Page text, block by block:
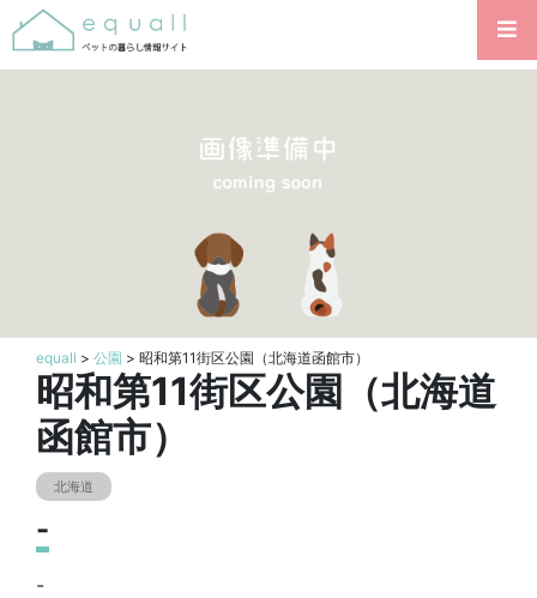
equall > 公園 > 昭和第11街区公園（北海道函館市）
昭和第11街区公園（北海道
函館市）
北海道
-
-